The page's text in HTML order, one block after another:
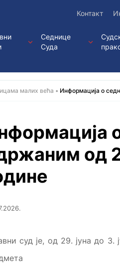
Контакт
Седнице
Суда
малих већa Информација о
од
суд је, од 29. јуна до